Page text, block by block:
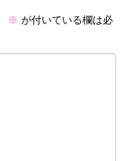
※ が付いている欄は必